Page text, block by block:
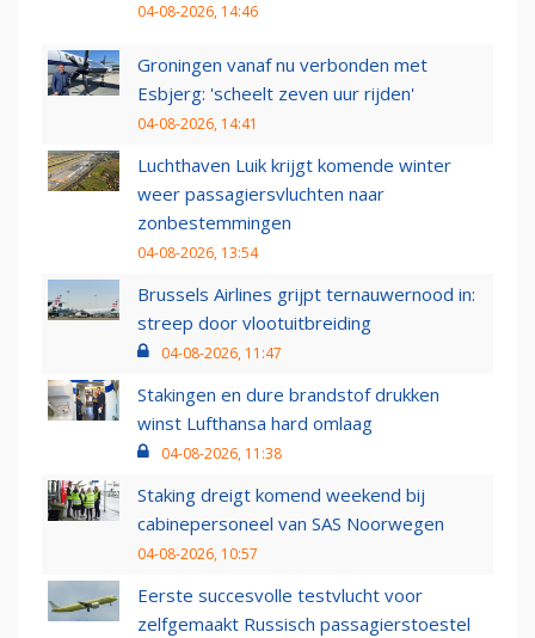
04-08-2026, 14:46
Groningen vanaf nu verbonden met
Esbjerg: 'scheelt zeven uur rijden'
04-08-2026, 14:41
Luchthaven Luik krijgt komende winter
weer passagiersvluchten naar
zonbestemmingen
04-08-2026, 13:54
Brussels Airlines grijpt ternauwernood in:
streep door vlootuitbreiding
04-08-2026, 11:47
Stakingen en dure brandstof drukken
winst Lufthansa hard omlaag
04-08-2026, 11:38
Staking dreigt komend weekend bij
cabinepersoneel van SAS Noorwegen
04-08-2026, 10:57
Eerste succesvolle testvlucht voor
zelfgemaakt Russisch passagierstoestel